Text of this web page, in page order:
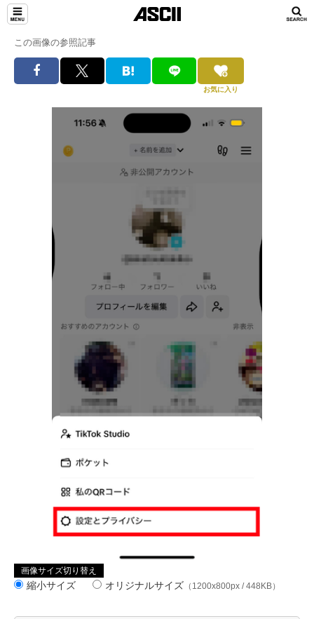
この画像の参照記事
お気に入り
画像サイズ切り替え
縮小サイズ オリジナルサイズ （1200x800px / 448KB）